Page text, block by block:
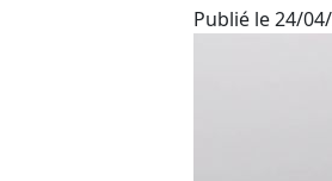
Publié le24/